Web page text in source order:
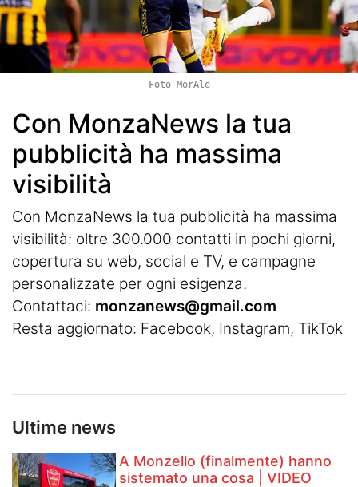
Foto MorAle
Con MonzaNews la tua
pubblicità ha massima
visibilità
Con MonzaNews la tua pubblicità ha massima
visibilità: oltre 300.000 contatti in pochi giorni,
copertura su web, social e TV, e campagne
personalizzate per ogni esigenza.
Contattaci: monzanews@gmail.com
Resta aggiornato: Facebook, Instagram, TikTok
Ultime news
A Monzello (finalmente) hanno
sistemato una cosa | VIDEO